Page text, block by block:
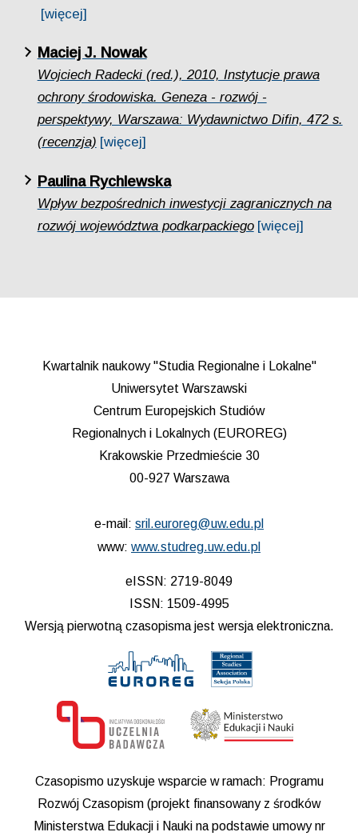
[więcej]
Maciej J. Nowak
Wojciech Radecki (red.), 2010, Instytucje prawa
ochrony środowiska. Geneza - rozwój -
perspektywy, Warszawa: Wydawnictwo Difin, 472 s.
(recenzja) [więcej]
Paulina Rychlewska
Wpływ bezpośrednich inwestycji zagranicznych na
rozwój województwa podkarpackiego [więcej]
Kwartalnik naukowy "Studia Regionalne i Lokalne"
Uniwersytet Warszawski
Centrum Europejskich Studiów
Regionalnych i Lokalnych (EUROREG)
Krakowskie Przedmieście 30
00-927 Warszawa
e-mail: sril.euroreg@uw.edu.pl
www: www.studreg.uw.edu.pl
eISSN: 2719-8049
ISSN: 1509-4995
Wersją pierwotną czasopisma jest wersja elektroniczna.
Czasopismo uzyskuje wsparcie w ramach: Programu
Rozwój Czasopism (projekt finansowany z środków
Ministerstwa Edukacji i Nauki na podstawie umowy nr